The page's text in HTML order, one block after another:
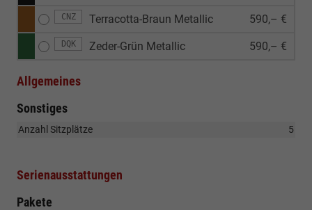
CNZ Terracotta-Braun Metallic 590,– €
DQK Zeder-Grün Metallic 590,– €
Allgemeines
Sonstiges
Anzahl Sitzplätze 5
Serienausstattungen
Pakete